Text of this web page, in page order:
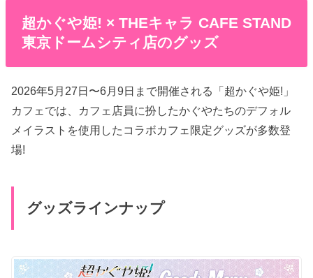
超かぐや姫! × THEキャラ CAFE STAND
東京ドームシティ店のグッズ
2026年5月27日〜6月9日まで開催される「超かぐや姫!」
カフェでは、カフェ店員に扮したかぐやたちのデフォル
メイラストを使用したコラボカフェ限定グッズが多数登
場!
グッズラインナップ